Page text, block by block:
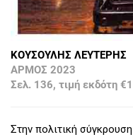
ΚΟΥΣΟΥΛΗΣ ΛΕΥΤΕΡΗΣ
ΑΡΜΟΣ 2023
Σελ. 136, τιμή εκδότη
Στην πολιτική